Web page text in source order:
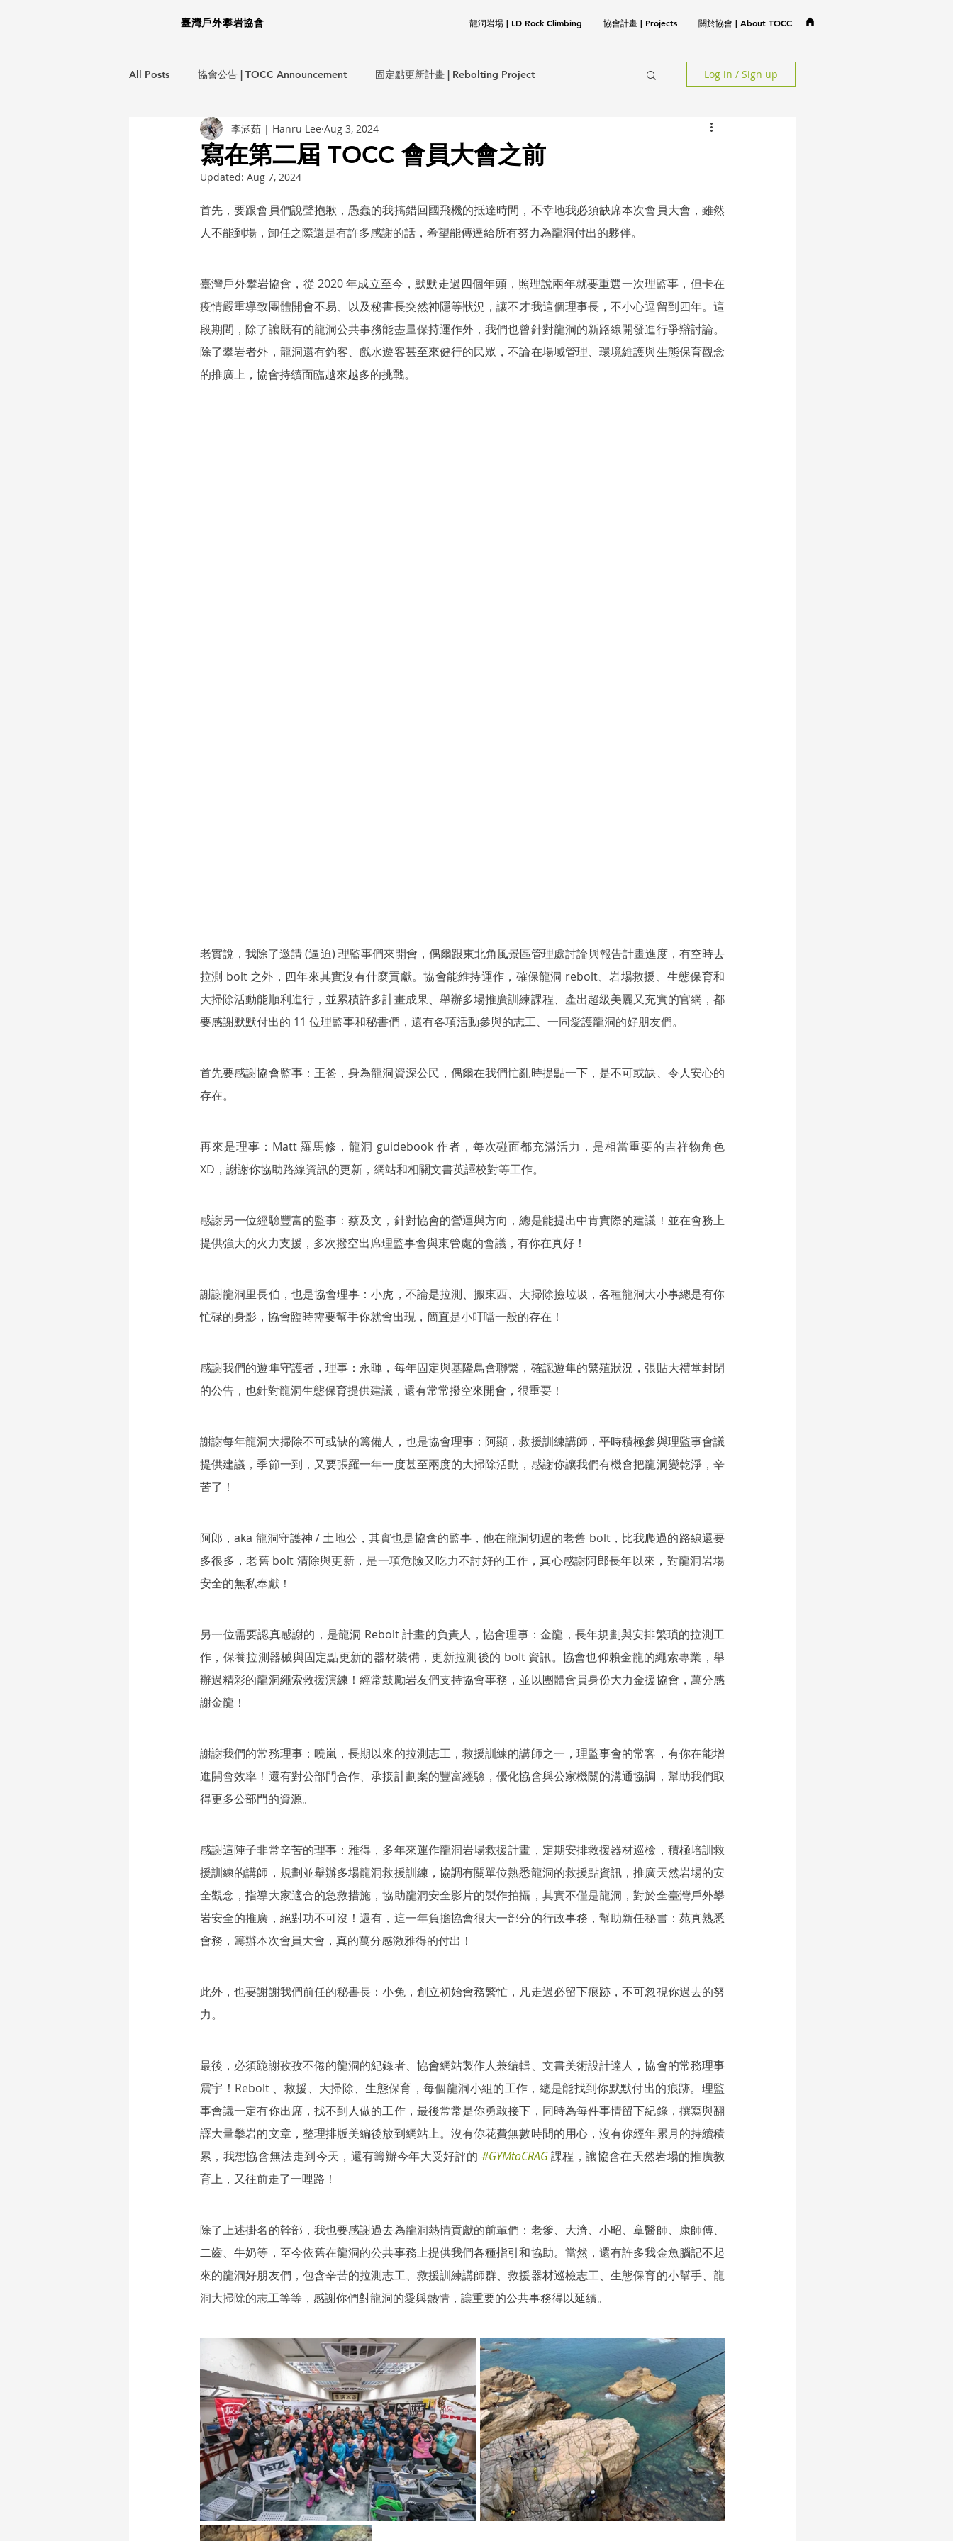
臺灣戶外攀岩協會 龍洞岩場 | LD Rock Climbing 協會計畫 | Projects 關於協會 | About TOCC
All Posts 協會公告 | TOCC Announcement 固定點更新計畫 | Rebolting Project
龍洞岩場救援計畫 | LD EMS Project 意外事件報告 | Incident Report
生態保育計畫 | ECO Project
不分類 | Miscellaneous
Log in / Sign up
寫在第二屆 TOCC 會員大會之前
李涵茹 | Hanru Lee Aug 3, 2024
Updated: Aug 7, 2024
首先，要跟會員們說聲抱歉，愚蠢的我搞錯回國飛機的抵達時間，不幸地我必須缺席本次會員大會，雖然
人不能到場，卸任之際還是有許多感謝的話，希望能傳達給所有努力為龍洞付出的夥伴。
臺灣戶外攀岩協會，從 2020 年成立至今，默默走過四個年頭，照理說兩年就要重選一次理監事，但卡在
疫情嚴重導致團體開會不易、以及秘書長突然神隱等狀況，讓不才我這個理事長，不小心逗留到四年。這
段期間，除了讓既有的龍洞公共事務能盡量保持運作外，我們也曾針對龍洞的新路線開發進行爭辯討論。
除了攀岩者外，龍洞還有釣客、戲水遊客甚至來健行的民眾，不論在場域管理、環境維護與生態保育觀念
的推廣上，協會持續面臨越來越多的挑戰。
老實說，我除了邀請 (逼迫) 理監事們來開會，偶爾跟東北角風景區管理處討論與報告計畫進度，有空時去
拉測 bolt 之外，四年來其實沒有什麼貢獻。協會能維持運作，確保龍洞 rebolt、岩場救援、生態保育和
大掃除活動能順利進行，並累積許多計畫成果、舉辦多場推廣訓練課程、產出超級美麗又充實的官網，都
要感謝默默付出的 11 位理監事和秘書們，還有各項活動參與的志工、一同愛護龍洞的好朋友們。
首先要感謝協會監事：王爸，身為龍洞資深公民，偶爾在我們忙亂時提點一下，是不可或缺、令人安心的
存在。
再來是理事：Matt 羅馬修，龍洞 guidebook 作者，每次碰面都充滿活力，是相當重要的吉祥物角色
XD，謝謝你協助路線資訊的更新，網站和相關文書英譯校對等工作。
感謝另一位經驗豐富的監事：蔡及文，針對協會的營運與方向，總是能提出中肯實際的建議！並在會務上
提供強大的火力支援，多次撥空出席理監事會與東管處的會議，有你在真好！
謝謝龍洞里長伯，也是協會理事：小虎，不論是拉測、搬東西、大掃除撿垃圾，各種龍洞大小事總是有你
忙碌的身影，協會臨時需要幫手你就會出現，簡直是小叮噹一般的存在！
感謝我們的遊隼守護者，理事：永暉，每年固定與基隆鳥會聯繫，確認遊隼的繁殖狀況，張貼大禮堂封閉
的公告，也針對龍洞生態保育提供建議，還有常常撥空來開會，很重要！
謝謝每年龍洞大掃除不可或缺的籌備人，也是協會理事：阿顯，救援訓練講師，平時積極參與理監事會議
提供建議，季節一到，又要張羅一年一度甚至兩度的大掃除活動，感謝你讓我們有機會把龍洞變乾淨，辛
苦了！
阿郎，aka 龍洞守護神 / 土地公，其實也是協會的監事，他在龍洞切過的老舊 bolt，比我爬過的路線還要
多很多，老舊 bolt 清除與更新，是一項危險又吃力不討好的工作，真心感謝阿郎長年以來，對龍洞岩場
安全的無私奉獻！
另一位需要認真感謝的，是龍洞 Rebolt 計畫的負責人，協會理事：金龍，長年規劃與安排繁瑣的拉測工
作，保養拉測器械與固定點更新的器材裝備，更新拉測後的 bolt 資訊。協會也仰賴金龍的繩索專業，舉
辦過精彩的龍洞繩索救援演練！經常鼓勵岩友們支持協會事務，並以團體會員身份大力金援協會，萬分感
謝金龍！
謝謝我們的常務理事：曉嵐，長期以來的拉測志工，救援訓練的講師之一，理監事會的常客，有你在能增
進開會效率！還有對公部門合作、承接計劃案的豐富經驗，優化協會與公家機關的溝通協調，幫助我們取
得更多公部門的資源。
感謝這陣子非常辛苦的理事：雅得，多年來運作龍洞岩場救援計畫，定期安排救援器材巡檢，積極培訓救
援訓練的講師，規劃並舉辦多場龍洞救援訓練，協調有關單位熟悉龍洞的救援點資訊，推廣天然岩場的安
全觀念，指導大家適合的急救措施，協助龍洞安全影片的製作拍攝，其實不僅是龍洞，對於全臺灣戶外攀
岩安全的推廣，絕對功不可沒！還有，這一年負擔協會很大一部分的行政事務，幫助新任秘書：苑真熟悉
會務，籌辦本次會員大會，真的萬分感激雅得的付出！
此外，也要謝謝我們前任的秘書長：小兔，創立初始會務繁忙，凡走過必留下痕跡，不可忽視你過去的努
力。
最後，必須跪謝孜孜不倦的龍洞的紀錄者、協會網站製作人兼編輯、文書美術設計達人，協會的常務理事
震宇！Rebolt 、救援、大掃除、生態保育，每個龍洞小組的工作，總是能找到你默默付出的痕跡。理監
事會議一定有你出席，找不到人做的工作，最後常常是你勇敢接下，同時為每件事情留下紀錄，撰寫與翻
譯大量攀岩的文章，整理排版美編後放到網站上。沒有你花費無數時間的用心，沒有你經年累月的持續積
累，我想協會無法走到今天，還有籌辦今年大受好評的 #GYMtoCRAG 課程，讓協會在天然岩場的推廣教
育上，又往前走了一哩路！
除了上述掛名的幹部，我也要感謝過去為龍洞熱情貢獻的前輩們：老爹、大濟、小昭、章醫師、康師傅、
二齒、牛奶等，至今依舊在龍洞的公共事務上提供我們各種指引和協助。當然，還有許多我金魚腦記不起
來的龍洞好朋友們，包含辛苦的拉測志工、救援訓練講師群、救援器材巡檢志工、生態保育的小幫手、龍
洞大掃除的志工等等，感謝你們對龍洞的愛與熱情，讓重要的公共事務得以延續。